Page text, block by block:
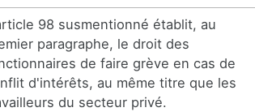
98 susmentionné établit, au
paragraphe, le droit des
de faire grève en cas de
d'intérêts, au même titre que les
du secteur privé.